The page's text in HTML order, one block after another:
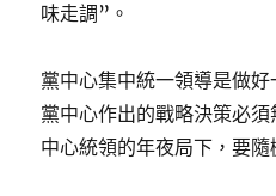
味走調”。
黨中心集中統一領導是做好
黨中心作出的戰略決策必
中心統領的年夜局下，要隨